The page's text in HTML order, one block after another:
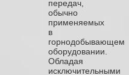
передач,
обычно
применяемых
в
горнодобывающем
оборудовании.
Обладая
исключительными